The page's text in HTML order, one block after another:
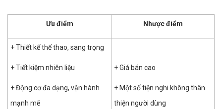
Ưu điểm Nhược điểm
+ Thiết kế thể thao, sang trọng
+ Tiết kiệm nhiên liệu
+ Động cơ đa dạng, vận hành
mạnh mẽ
+ Giá bán cao
+ Một số tiện nghi không thân
thiện người dùng